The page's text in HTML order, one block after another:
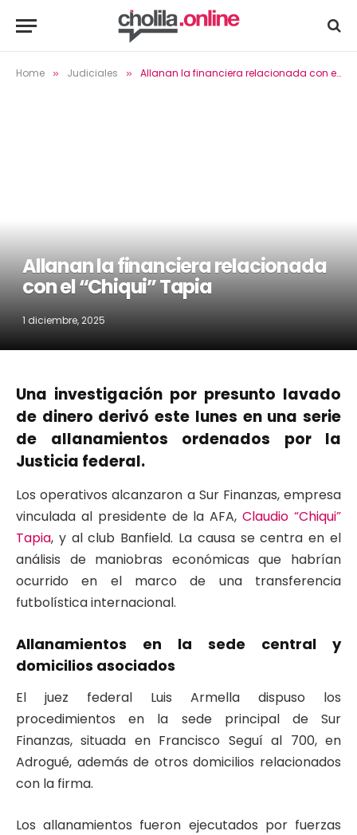
Home » Judiciales » Allanan la financiera relacionada con el “Chiqui” Tapia
Allanan la financiera relacionada
con el “Chiqui” Tapia
1 diciembre, 2025
Una investigación por presunto lavado
de dinero derivó este lunes en una serie
de allanamientos ordenados por la
Justicia federal.
Los operativos alcanzaron a Sur Finanzas, empresa
vinculada al presidente de la AFA,Claudio “Chiqui”
Tapia, y al club Banfield. La causa se centra en el
análisis de maniobras económicas que habrían
ocurrido en el marco de una transferencia
futbolística internacional.
Allanamientos en la sede central y
domicilios asociados
El juez federal Luis Armella dispuso los
procedimientos en la sede principal de Sur
Finanzas, situada en Francisco Seguí al 700, en
Adrogué, además de otros domicilios relacionados
con la firma.
Los allanamientos fueron ejecutados por fuerzas